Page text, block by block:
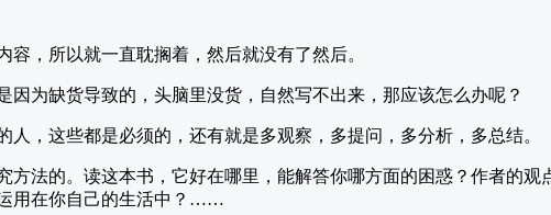
容，所以就一直耽搁着，然后就没有了然后。
因为缺货导致的，头脑里没货，自然写不出来，那应该怎么办呢？
人，这些都是必须的，还有就是多观察，多提问，多分析，多总结。
方法的。读这本书，它好在哪里，能解答你哪方面的困惑？作者的观
用在你自己的生活中？……